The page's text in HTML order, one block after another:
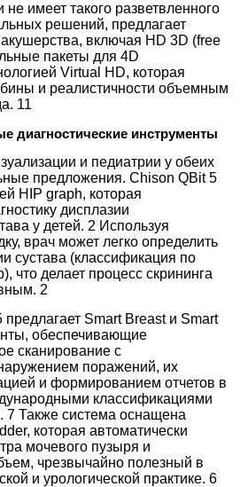
имеет такого разветвленного
решений, предлагает
включая HD 3D (free
пакеты для 4D
Virtual HD, которая
и реалистичности объемным
11
диагностические инструменты
и педиатрии у обеих
предложения. Chison QBit 5
HIP graph, которая
дисплазии
у детей. 2 Используя
врач может легко определить
сустава (классификация по
что делает процесс скрининга
2
Smart Breast и Smart
обеспечивающие
сканирование с
поражений, их
и формированием отчетов в
классификациями
7 Также система оснащена
которая автоматически
мочевого пузыря и
чрезвычайно полезный в
и урологической практике. 6